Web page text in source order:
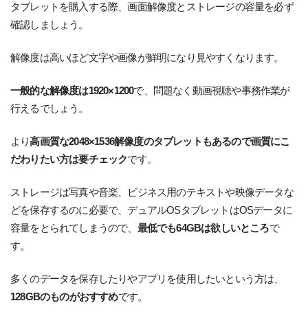
タブレットを購入する際、画面解像度とストレージの容量を必ず
確認しましょう。
解像度は高いほど文字や画像が鮮明になり見やすくなります。
一般的な解像度は1920×1200で、問題なく動画視聴や事務作業が
行えるでしょう。
より高画質な2048×1536解像度のタブレットもあるので画質にこ
だわりたい方は要チェックです。
ストレージは写真や音楽、ビジネス用のテキストや映像データな
どを保存するのに必要で、デュアルOSタブレットはOSデータに
容量をとられてしまうので、 最低でも64GBは欲しいところで
す。
多くのデータを保存したりやアプリを使用したいという方は、
128GBのものがおすすめです。